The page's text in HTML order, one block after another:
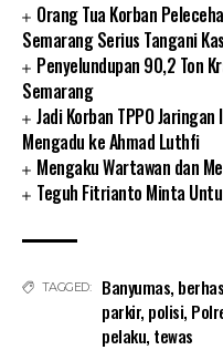
Orang Tua Korban
Semarang Serius Tangani
Penyelundupan 90,2 Ton
Semarang
Jadi Korban TPPO
Mengadu ke Ahmad Luthfi
Mengaku Wartawan dan
Teguh Fitrianto Minta
TAGGED: Banyumas,
parkir, polisi,
pelaku, tewas